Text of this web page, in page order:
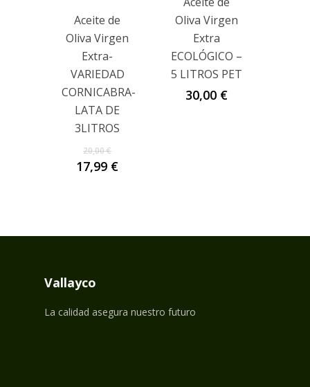
Aceite de
Oliva Virgen
Extra-
VARIEDAD
CORNICABRA-
LATA DE
3LITROS
20,00€El
precio
17,99 €El
Oliva Virgen
Extra
ECOLÓGICO –
5 LITROS PET
30,00 €
Vallayco
La calidad asegura nuestro futuro